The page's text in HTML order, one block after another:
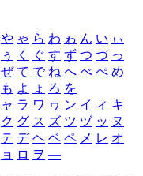
や ゃ ら わ ゎ ん い ぃ
ぅ く ぐ す ず つ づ っ
ぜ て で ね へ べ ぺ め
も よ ょ ろ を
ャ ラ ワ ヮ ン イ ィ キ
ク グ ス ズ ツ ヅ ッ ヌ
テ デ ヘ ベ ペ メ レ オ
ョ ロ ヲ ―